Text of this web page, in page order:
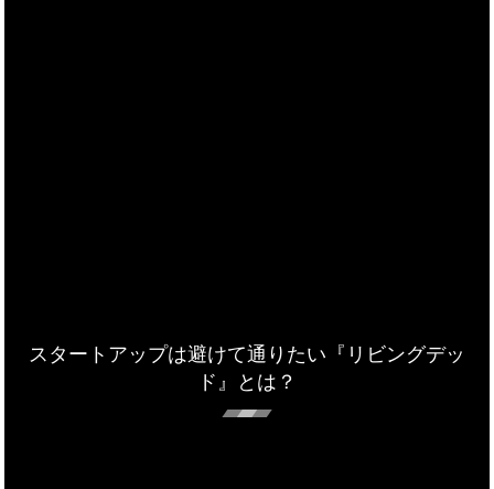
スタートアップは避けて通りたい『リビングデッ
ド』とは？